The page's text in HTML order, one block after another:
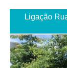
Ligação